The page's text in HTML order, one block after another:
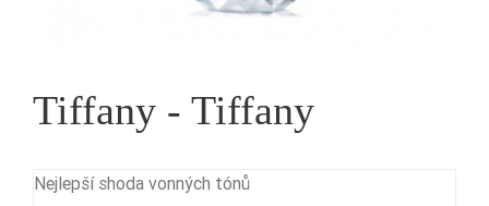
Tiffany - Tiffany
Nejlepší shoda vonných tónů